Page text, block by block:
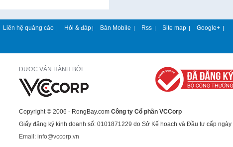
Liên hệ quảng cáo | Hỏi & đáp | Bản Mobile | Rss | Site map | Google+ |
ĐƯỢC VẬN HÀNH BỞI
Copyright © 2006 - RongBay.com Công ty Cổ phần VCCorp
Giấy đăng ký kinh doanh số: 0101871229 do Sở Kế hoạch và Đầu tư cấp ngày
Email: info@vccorp.vn